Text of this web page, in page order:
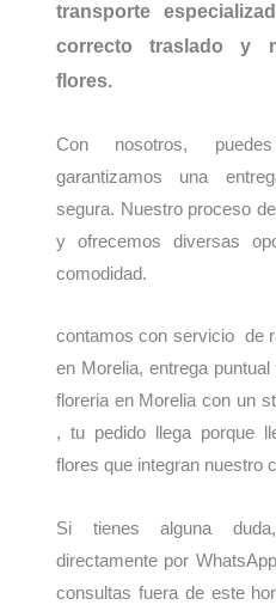
transporte
correcto traslado y
flores.
Con nosotros,
garantizamos una
segura. Nuestro proceso
y ofrecemos diversas
comodidad.
contamos con servicio de
en Morelia, entrega
floreria en Morelia con un
, tu pedido llega porque
flores que integran nuestro
Si tienes alguna
directamente por
consultas fuera de este